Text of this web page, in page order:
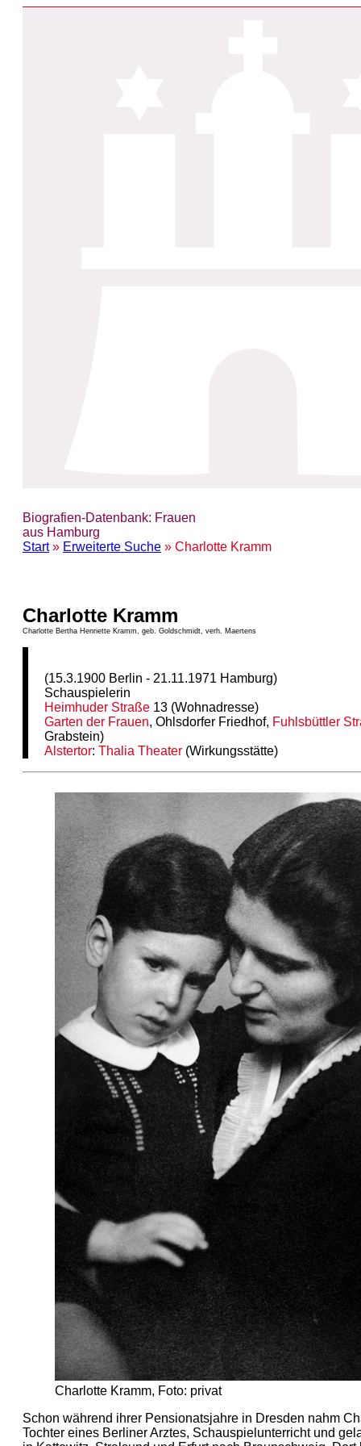
Biografien-Datenbank: Frauen
aus Hamburg
Start» Erweiterte Suche » Charlotte Kramm
Charlotte Kramm
Charlotte Bertha Henriette Kramm, geb. Goldschmidt, verh. Maertens
(15.3.1900 Berlin - 21.11.1971 Hamburg)
Schauspielerin
Heimhuder Straße 13 (Wohnadresse)
Garten der Frauen, Ohlsdorfer Friedhof, Fuhlsbüttler
Grabstein)
Alstertor:Thalia Theater (Wirkungsstätte)
Charlotte Kramm, Foto: privat
Schon während ihrer Pensionatsjahre in Dresden nahm
Tochter eines Berliner Arztes, Schauspielunterricht und